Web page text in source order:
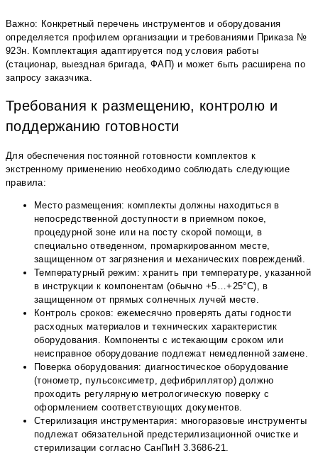
Важно: Конкретный перечень инструментов и оборудования
определяется профилем организации и требованиями Приказа №
923н. Комплектация адаптируется под условия работы
(стационар, выездная бригада, ФАП) и может быть расширена по
запросу заказчика.
Требования к размещению, контролю и
поддержанию готовности
Для обеспечения постоянной готовности комплектов к
экстренному применению необходимо соблюдать следующие
правила:
Место размещения: комплекты должны находиться в
непосредственной доступности в приемном покое,
процедурной зоне или на посту скорой помощи, в
специально отведенном, промаркированном месте,
защищенном от загрязнения и механических повреждений.
Температурный режим: хранить при температуре, указанной
в инструкции к компонентам (обычно +5…+25°С), в
защищенном от прямых солнечных лучей месте.
Контроль сроков: ежемесячно проверять даты годности
расходных материалов и технических характеристик
оборудования. Компоненты с истекающим сроком или
неисправное оборудование подлежат немедленной замене.
Поверка оборудования: диагностическое оборудование
(тонометр, пульсоксиметр, дефибриллятор) должно
проходить регулярную метрологическую поверку с
оформлением соответствующих документов.
Стерилизация инструментария: многоразовые инструменты
подлежат обязательной предстерилизационной очистке и
стерилизации согласно СанПиН 3.3686-21.